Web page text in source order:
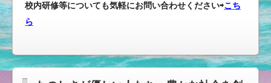
校内研修等についても気軽にお問い合わせください⇨こち
ら